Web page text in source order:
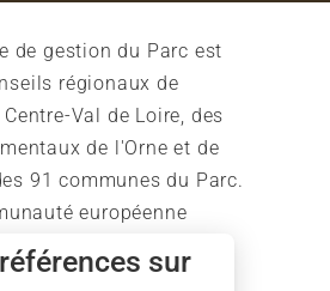
de gestion du Parc est
régionaux de
Val de Loire, des
de l'Orne et de
91 communes du Parc.
européenne
l'action du Parc.
sur